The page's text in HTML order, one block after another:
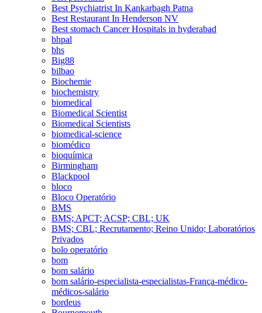
Best Psychiatrist In Kankarbagh Patna
Best Restaurant In Henderson NV
Best stomach Cancer Hospitals in hyderabad
bhpal
bhs
Big88
bilbao
Biochemie
biochemistry
biomedical
Biomedical Scientist
Biomedical Scientists
biomedical-science
biomédico
bioquímica
Birmingham
Blackpool
bloco
Bloco Operatório
BMS
BMS; APCT; ACSP; CBL; UK
BMS; CBL; Recrutamento; Reino Unido; Laboratórios
Privados
bolo operatório
bom
bom salário
bom salário-especialista-especialistas-França-médico-
médicos-salário
bordeus